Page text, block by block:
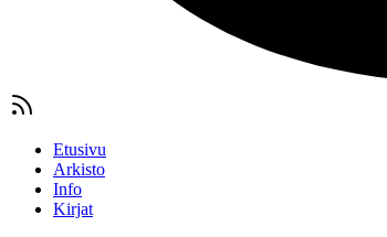
Etusivu
Arkisto
Info
Kirjat